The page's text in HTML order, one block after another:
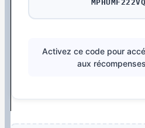
MPHUMF222VQ
Activez ce code pour
aux